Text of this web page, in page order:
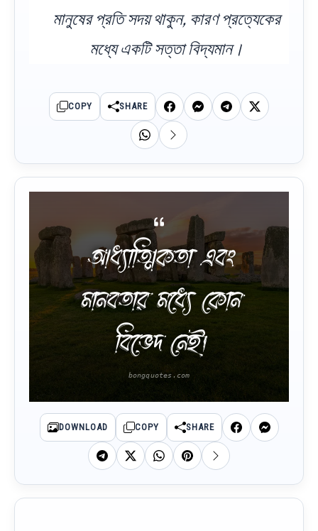
মানুষের প্রতি সদয় থাকুন, কারণ প্রত্যেকের
মধ্যে একটি সত্তা বিদ্যমান।
COPY SHARE
আধ্যাত্মিকতা এবং
মানবতার মধ্যে কোন
বিভেদ নেই।
DOWNLOAD COPY SHARE